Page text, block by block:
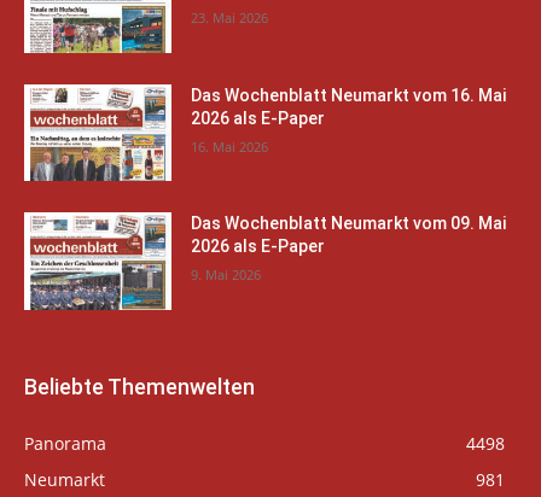
23. Mai 2026
Das Wochenblatt Neumarkt vom 16. Mai
2026 als E-Paper
16. Mai 2026
Das Wochenblatt Neumarkt vom 09. Mai
2026 als E-Paper
9. Mai 2026
Beliebte Themenwelten
Panorama
4498
Neumarkt
981